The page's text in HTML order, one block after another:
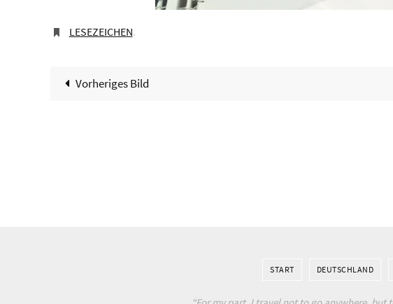
LESEZEICHEN.
Vorheriges Bild
START DEUTSCHLAND